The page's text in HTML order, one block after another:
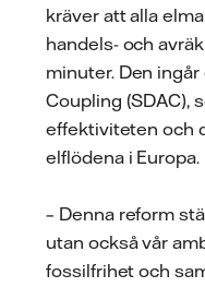
kräver att alla
handels- och
minuter. Den
Coupling (SDAC),
effektiviteten och
elflödena i Europa.
– Denna reform
utan också vår
fossilfrihet och